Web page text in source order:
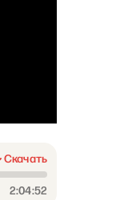
Скачать
2:04:52